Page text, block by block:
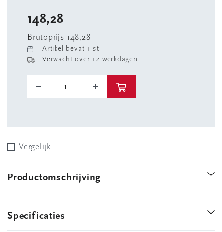
148,28
Brutoprijs 148,28
Artikel bevat 1 st
Verwacht over 12 werkdagen
Vergelijk
Productomschrijving
Specificaties